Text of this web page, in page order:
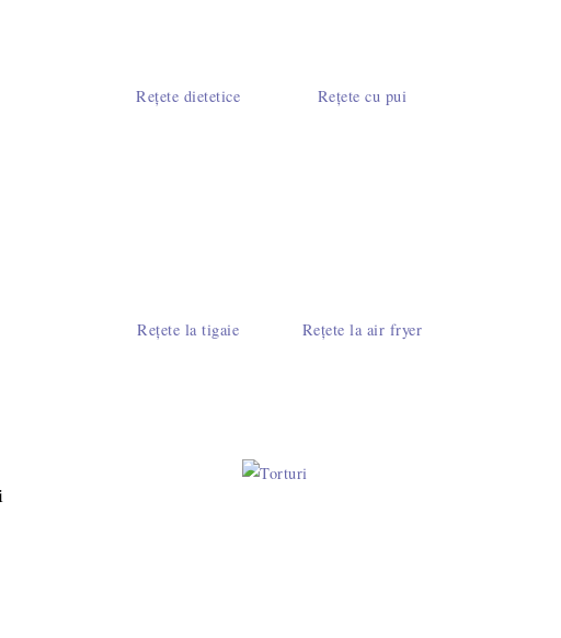
Rețete dietetice Rețete cu pui
Rețete la tigaie Rețete la air fryer